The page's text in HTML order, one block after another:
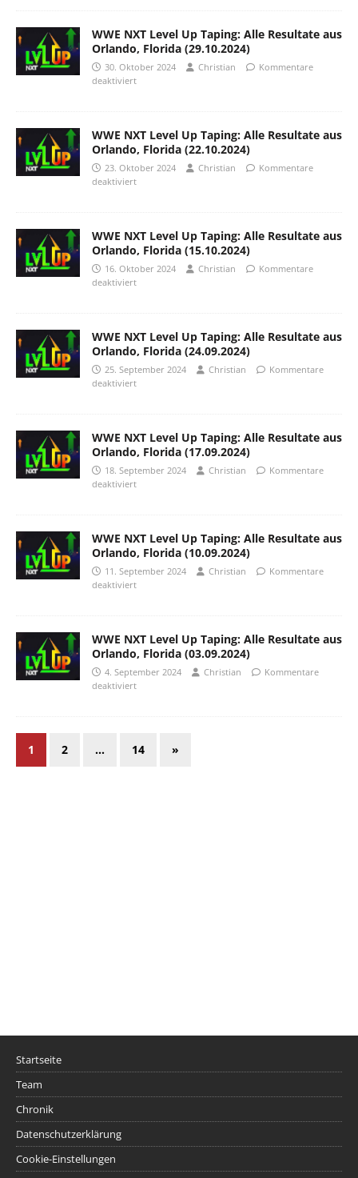
WWE NXT Level Up Taping: Alle Resultate aus
Orlando, Florida (29.10.2024)
30. Oktober 2024 Christian
Kommentare
deaktiviert
WWE NXT Level Up Taping: Alle Resultate aus
Orlando, Florida (22.10.2024)
23. Oktober 2024 Christian
Kommentare
deaktiviert
WWE NXT Level Up Taping: Alle Resultate aus
Orlando, Florida (15.10.2024)
16. Oktober 2024 Christian
Kommentare
deaktiviert
WWE NXT Level Up Taping: Alle Resultate aus
Orlando, Florida (24.09.2024)
25. September 2024 Christian
Kommentare
deaktiviert
WWE NXT Level Up Taping: Alle Resultate aus
Orlando, Florida (17.09.2024)
18. September 2024 Christian
Kommentare
deaktiviert
WWE NXT Level Up Taping: Alle Resultate aus
Orlando, Florida (10.09.2024)
11. September 2024 Christian
Kommentare
deaktiviert
WWE NXT Level Up Taping: Alle Resultate aus
Orlando, Florida (03.09.2024)
4. September 2024 Christian
Kommentare
deaktiviert
1 2 … 14 »
Startseite
Team
Chronik
Datenschutzerklärung
Cookie-Einstellungen